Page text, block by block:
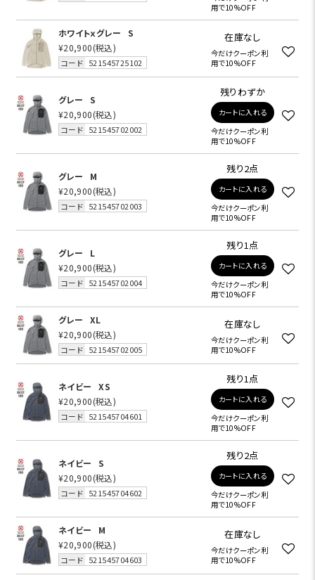
用で10%OFF
ホワイトｘグレー
S
¥20,900(税込)
コード 521545725102
在庫なし
今だけクーポン利
用で10%OFF
グレー
S
¥20,900(税込)
コード 521545702002
残りわずか
カートに入れる
今だけクーポン利
用で10%OFF
グレー
M
¥20,900(税込)
コード 521545702003
残り2点
カートに入れる
今だけクーポン利
用で10%OFF
グレー
L
¥20,900(税込)
コード 521545702004
残り1点
カートに入れる
今だけクーポン利
用で10%OFF
グレー
XL
¥20,900(税込)
コード 521545702005
在庫なし
今だけクーポン利
用で10%OFF
ネイビー
XS
¥20,900(税込)
コード 521545704601
残り1点
カートに入れる
今だけクーポン利
用で10%OFF
ネイビー
S
¥20,900(税込)
コード 521545704602
残り2点
カートに入れる
今だけクーポン利
用で10%OFF
ネイビー
M
¥20,900(税込)
コード 521545704603
在庫なし
今だけクーポン利
用で10%OFF